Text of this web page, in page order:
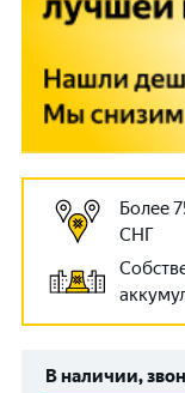
Более
СНГ
В наличии,